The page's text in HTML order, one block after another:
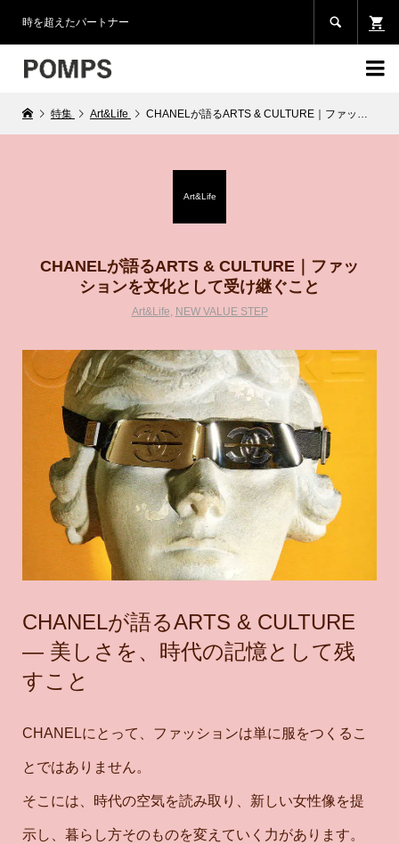
時を超えたパートナー 

特集 Art&Life CHANELが語るARTS & CULTURE｜ファッションを文化として受け継ぐこと
Art&Life
CHANELが語るARTS & CULTURE｜ファッ
ションを文化として受け継ぐこと
Art&Life, NEW VALUE STEP
CHANELが語るARTS & CULTURE
― 美しさを、時代の記憶として残
すこと
CHANELにとって、ファッションは単に服をつくるこ
とではありません。
そこには、時代の空気を読み取り、新しい女性像を提
示し、暮らし方そのものを変えていく力があります。